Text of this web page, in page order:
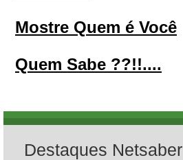
Mostre Quem é Você
Quem Sabe ??!!....
Destaques Netsaber